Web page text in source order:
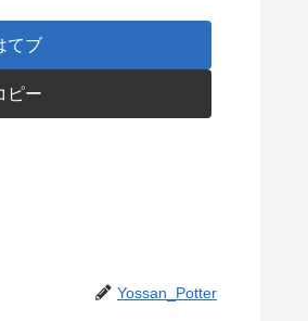
てブ
ピー
Yossan_Potter